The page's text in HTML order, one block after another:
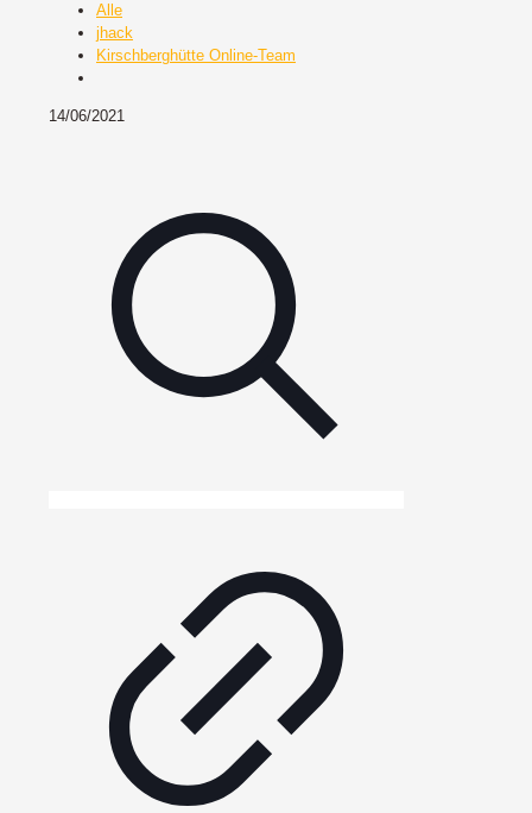
Alle
jhack
Kirschberghütte Online-Team
14/06/2021